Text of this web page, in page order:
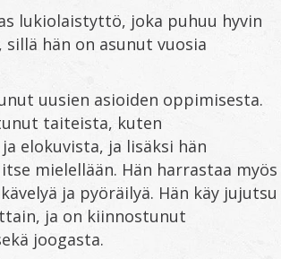
lukiolaistyttö, joka puhuu hyvin
sillä hän on asunut vuosia
uusien asioiden oppimisesta.
taiteista, kuten
elokuvista, ja lisäksi hän
mielellään. Hän harrastaa myös
ja pyöräilyä. Hän käy jujutsu
ja on kiinnostunut
joogasta.